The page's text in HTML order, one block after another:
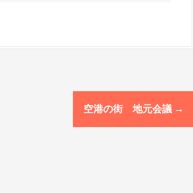
空港の街 地元会議 →